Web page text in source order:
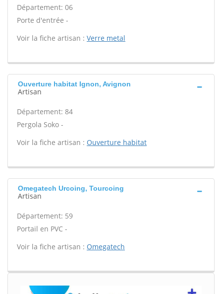
Département: 06
Porte d'entrée -
Voir la fiche artisan : Verre metal
Ouverture habitat Ignon, Avignon
Artisan
Département: 84
Pergola Soko -
Voir la fiche artisan : Ouverture habitat
Omegatech Urcoing, Tourcoing
Artisan
Département: 59
Portail en PVC -
Voir la fiche artisan : Omegatech